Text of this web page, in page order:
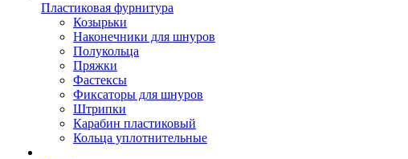
Пластиковая фурнитура
Козырьки
Наконечники для шнуров
Полукольца
Пряжки
Фастексы
Фиксаторы для шнуров
Штрипки
Карабин пластиковый
Кольца уплотнительные